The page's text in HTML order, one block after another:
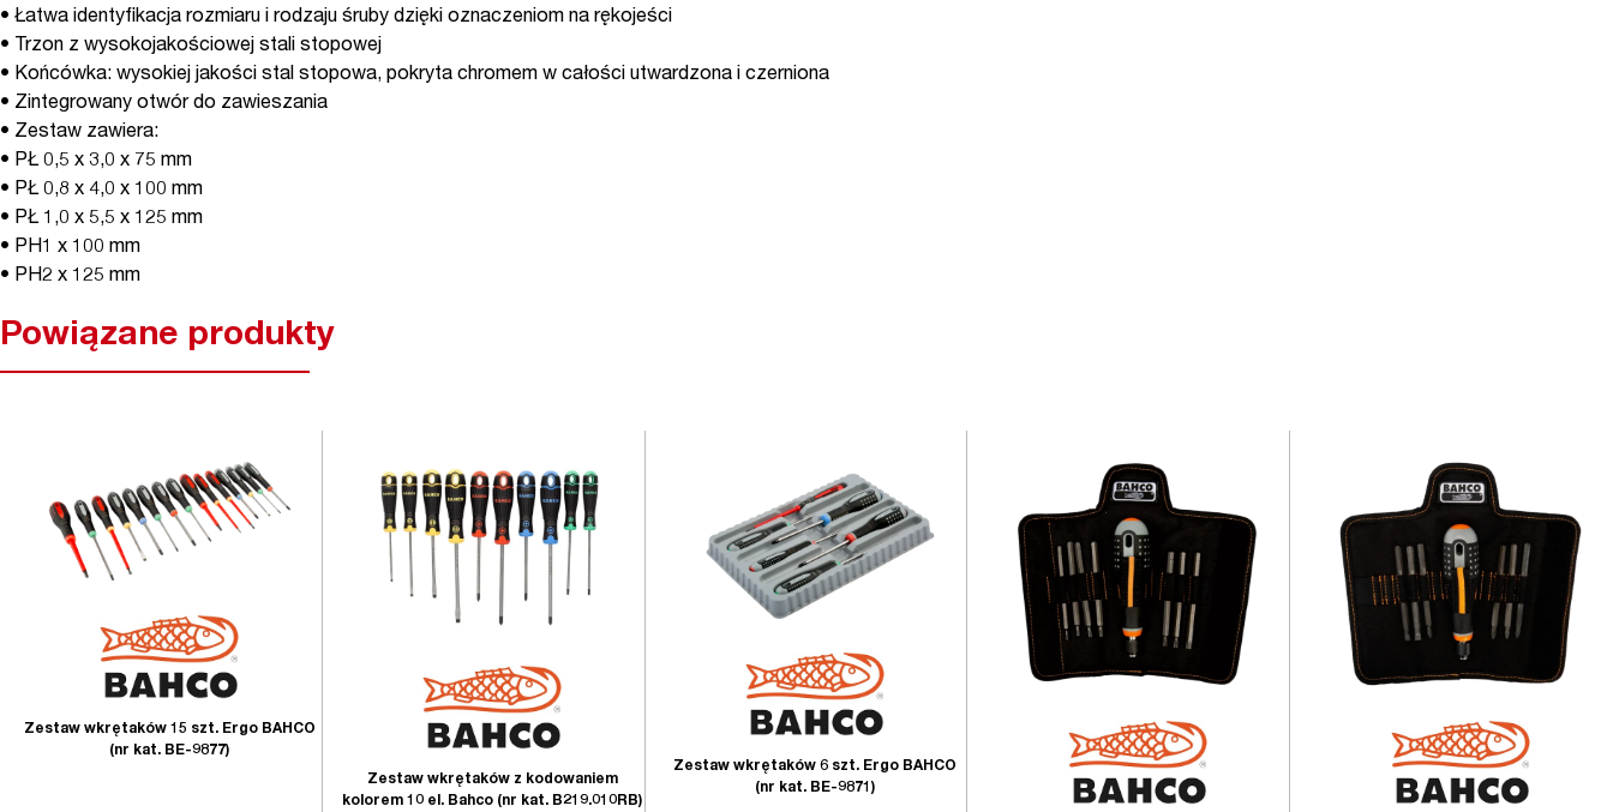
• Łatwa identyfikacja rozmiaru i rodzaju śruby dzięki oznaczeniom na rękojeści
• Trzon z wysokojakościowej stali stopowej
• Końcówka: wysokiej jakości stal stopowa, pokryta chromem w całości utwardzona i czerniona
• Zintegrowany otwór do zawieszania
• Zestaw zawiera:
• PŁ 0,5 x 3,0 x 75 mm
• PŁ 0,8 x 4,0 x 100 mm
• PŁ 1,0 x 5,5 x 125 mm
• PH1 x 100 mm
• PH2 x 125 mm
Powiązane produkty
Zestaw wkrętaków 15 szt. Ergo BAHCO
(nr kat. BE-9877)
Zestaw wkrętaków z kodowaniem
kolorem 10 el. Bahco (nr kat. B219.010RB)
Zestaw wkrętaków 6 szt. Ergo BAHCO
(nr kat. BE-9871)